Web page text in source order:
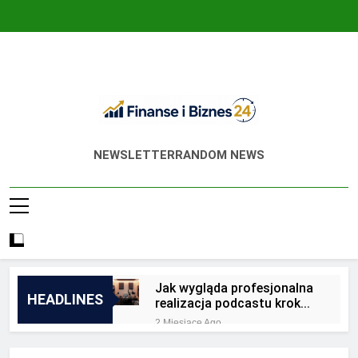
Finanse I Biznes
24
Jak Zadbać O Własne Finanse? Fachowa
NEWSLETTERRANDOM NEWS
HEADLINES
Jak wygląda profesjonalna
realizacja podcastu krok
po kroku?
2 Miesiące Ago